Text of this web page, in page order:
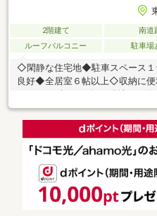
2階建て 南道
ルーフバルコニー
駐車場
◇閑静な住宅地◆駐車スペース
良好◆全居室６帖以上◇収納に便
て、ご見学希望のお客様は下記
お問い合わせ専用フリーダイヤ